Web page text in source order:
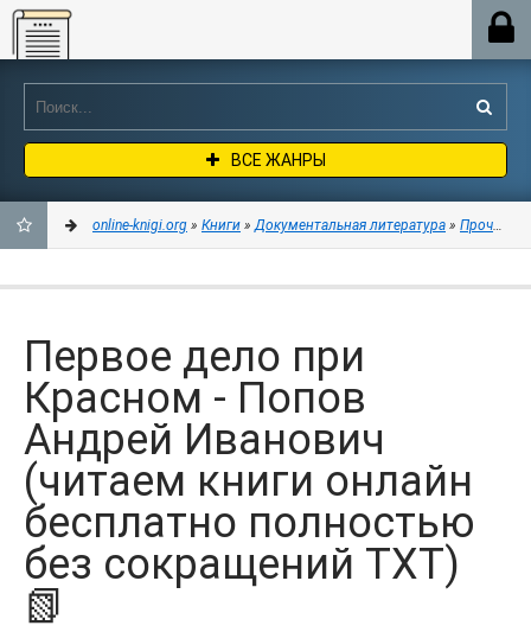
Online-knigi.org
ВСЕ ЖАНРЫ
ЗАКЛАДКИ
online-knigi.org » Книги »Документальная литература » Прочая
Первое дело при
Красном - Попов
Андрей Иванович
(читаем книги онлайн
бесплатно полностью
без сокращений TXT)
📗